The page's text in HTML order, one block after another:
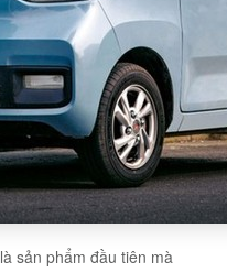
là sản phẩm đầu tiên mà